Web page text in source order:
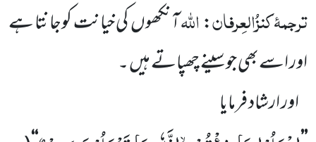
ترجمۂکنزُالعِرفان:اللہآنکھوںکی خیانت کوجانتا ہے
اور اسےبھی جو سینے چھپاتے ہیں ۔
اور ارشاد فرمایا